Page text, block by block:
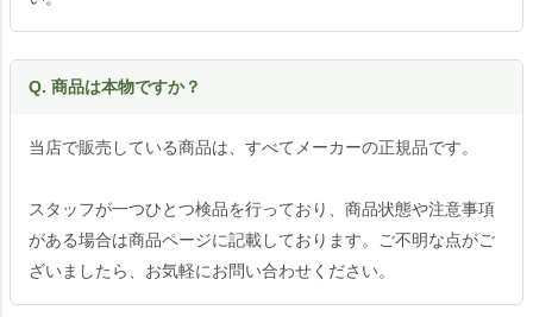
Q. 商品は本物ですか？
当店で販売している商品は、すべてメーカーの正規品です。
スタッフが一つひとつ検品を行っており、商品状態や注意事項
がある場合は商品ページに記載しております。ご不明な点がご
ざいましたら、お気軽にお問い合わせください。